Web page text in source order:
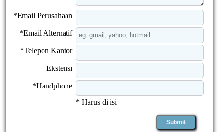
*Email Perusahaan
*Email Alternatif
*Telepon Kantor
Ekstensi
*Handphone
* Harus di isi